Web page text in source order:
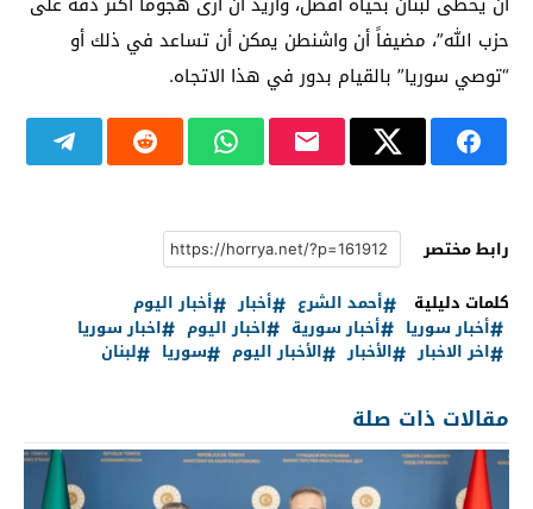
حزب الله”، مضيفاً أن واشنطن يمكن أن تساعد في ذلك أو
“توصي سوريا” بالقيام بدور في هذا الاتجاه.
رابط مختصر
كلمات دليلية
أحمد الشرع أخبار
أخبار اليوم
أخبار سوريا
أخبار سورية اخبار اليوم
اخبار سوريا
اخر الاخبار
الأخبار الأخبار اليوم سوريا لبنان
مقالات ذات صلة